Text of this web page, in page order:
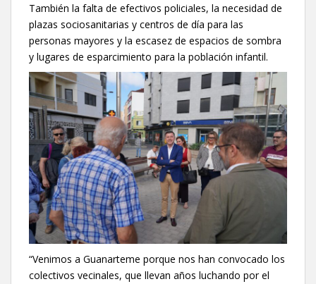
También la falta de efectivos policiales, la necesidad de
plazas sociosanitarias y centros de día para las
personas mayores y la escasez de espacios de sombra
y lugares de esparcimiento para la población infantil.
“Venimos a Guanarteme porque nos han convocado los
colectivos vecinales, que llevan años luchando por el